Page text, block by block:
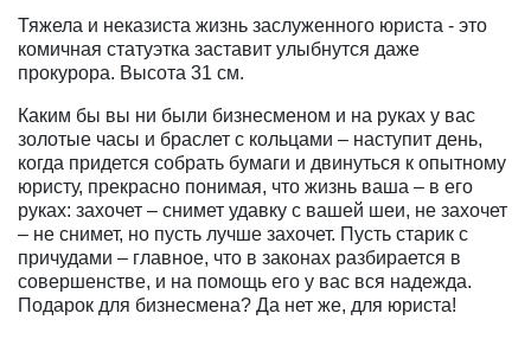
Тяжела и неказиста жизнь заслуженного юриста - это
комичная статуэтка заставит улыбнутся даже
прокурора. Высота 31 см.
Каким бы вы ни были бизнесменом и на руках у вас
золотые часы и браслет с кольцами – наступит день,
когда придется собрать бумаги и двинуться к опытному
юристу, прекрасно понимая, что жизнь ваша – в его
руках: захочет – снимет удавку с вашей шеи, не захочет
– не снимет, но пусть лучше захочет. Пусть старик с
причудами – главное, что в законах разбирается в
совершенстве, и на помощь его у вас вся надежда.
Подарок для бизнесмена? Да нет же, для юриста!